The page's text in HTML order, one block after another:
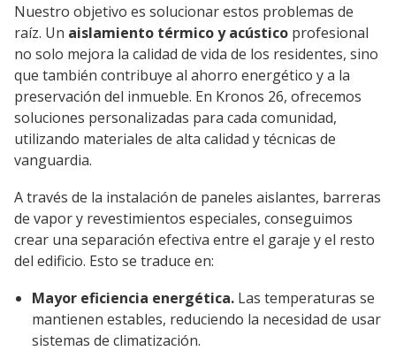
Nuestro objetivo es solucionar estos problemas de
raíz. Un aislamiento térmico y acústico profesional
no solo mejora la calidad de vida de los residentes, sino
que también contribuye al ahorro energético y a la
preservación del inmueble. En Kronos 26, ofrecemos
soluciones personalizadas para cada comunidad,
utilizando materiales de alta calidad y técnicas de
vanguardia.
A través de la instalación de paneles aislantes, barreras
de vapor y revestimientos especiales, conseguimos
crear una separación efectiva entre el garaje y el resto
del edificio. Esto se traduce en:
Mayor eficiencia energética. Las temperaturas se
mantienen estables, reduciendo la necesidad de usar
sistemas de climatización.